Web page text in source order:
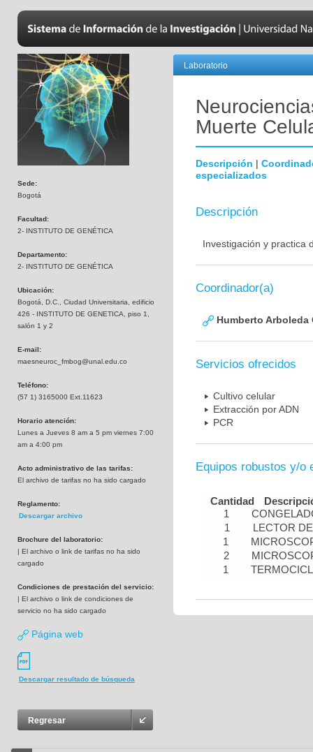
Sede:
Bogotá
Facultad:
2- INSTITUTO DE GENÉTICA
Departamento:
2- INSTITUTO DE GENÉTICA
Ubicación:
Bogotá, D.C., Ciudad Universitaria, edificio
426 - INSTITUTO DE GENETICA, piso 1,
salón 1 y 2
E-mail:
maesneuroc_fmbog@unal.edu.co
Teléfono:
(57 1) 3165000 Ext.11623
Horario atención:
Lunes a Jueves 8 am a 5 pm viernes 7:00
am a 4:00 pm
Acto administrativo de las tarifas:
El archivo de tarifas no ha sido cargado
Reglamento:
Descargar archivo
Brochure del laboratorio:
| El archivo o link de tarifas no ha sido
cargado
Condiciones de prestación del servicio:
| El archivo o link de condiciones de
servicio no ha sido cargado
Página web
Descargar resultado de búsqueda
Regresar
Laboratorio
Muerte
Descripción |
especializados
Descripción
Investigación y practica
Coordinador(a)
Humberto Arboleda
Servicios ofrecidos
Cultivo celular
Extracción por ADN
PCR
Equipos robustos y/o
Cantidad
1
1
LECTOR
1
2
1